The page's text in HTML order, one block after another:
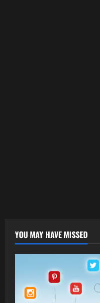
YOU MAY HAVE MISSED